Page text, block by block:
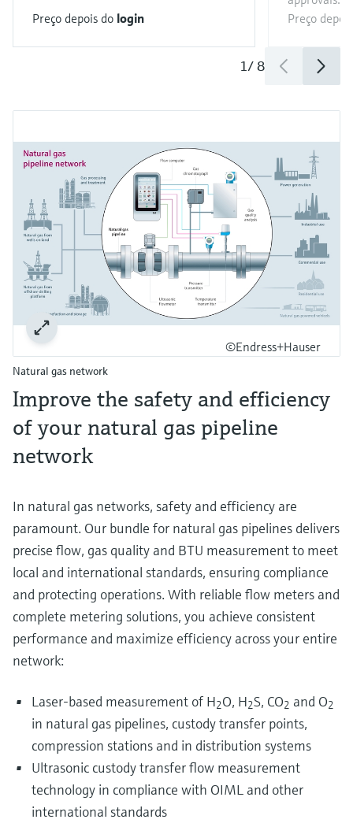
Preço depois do login
Preço
1/8
©Endress+Hauser
Natural gas network
Improve the safety and efficiency
of your natural gas pipeline
network
In natural gas networks, safety and efficiency are
paramount. Our bundle for natural gas pipelines delivers
precise flow, gas quality and BTU measurement to meet
local and international standards, ensuring compliance
and protecting operations. With reliable flow meters and
complete metering solutions, you achieve consistent
performance and maximize efficiency across your entire
network:
Laser-based measurement of H2O, H2S, CO2 and O2
in natural gas pipelines, custody transfer points,
compression stations and in distribution systems
Ultrasonic custody transfer flow measurement
technology in compliance with OIML and other
international standards